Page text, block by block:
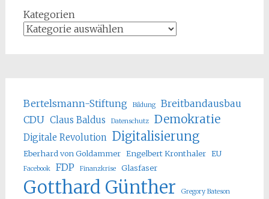
Kategorien
Bertelsmann-Stiftung Bildung
Breitbandausbau
CDU Claus Baldus Datenschutz Demokratie
Digitale Revolution Digitalisierung
Eberhard von Goldammer Engelbert Kronthaler EU
Facebook FDP Finanzkrise Glasfaser
Gotthard Günther Gregory Bateson